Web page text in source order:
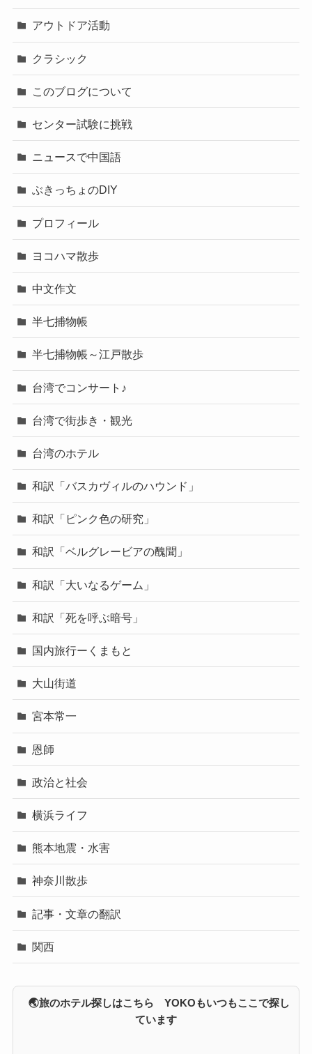
アウトドア活動
クラシック
このブログについて
センター試験に挑戦
ニュースで中国語
ぶきっちょのDIY
プロフィール
ヨコハマ散歩
中文作文
半七捕物帳
半七捕物帳～江戸散歩
台湾でコンサート♪
台湾で街歩き・観光
台湾のホテル
和訳「バスカヴィルのハウンド」
和訳「ピンク色の研究」
和訳「ベルグレービアの醜聞」
和訳「大いなるゲーム」
和訳「死を呼ぶ暗号」
国内旅行ーくまもと
大山街道
宮本常一
恩師
政治と社会
横浜ライフ
熊本地震・水害
神奈川散歩
記事・文章の翻訳
関西
🌏旅のホテル探しはこちら YOKOもいつもここで探し
ています